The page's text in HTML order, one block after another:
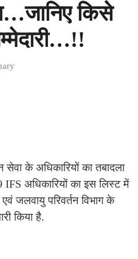
किसे
सेवा के अधिकारियों का तबादला
अधिकारियों का इस लिस्ट में
जलवायु परिवर्तन विभाग के
किया है.